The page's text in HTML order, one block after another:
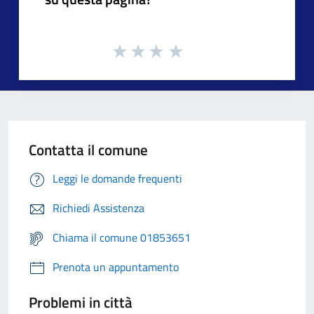
Contatta il comune
Leggi le domande frequenti
Richiedi Assistenza
Chiama il comune 01853651
Prenota un appuntamento
Problemi in città